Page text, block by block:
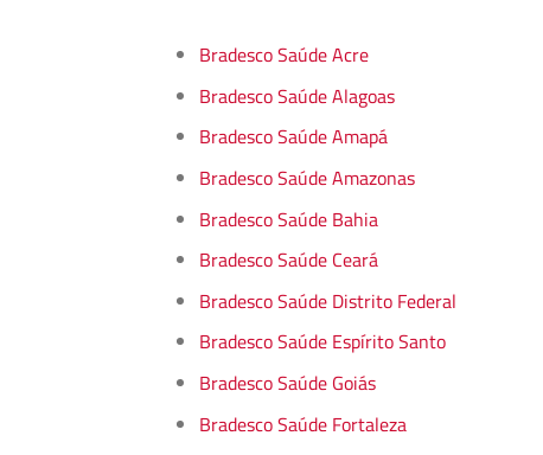
Bradesco Saúde Acre
Bradesco Saúde Alagoas
Bradesco Saúde Amapá
Bradesco Saúde Amazonas
Bradesco Saúde Bahia
Bradesco Saúde Ceará
Bradesco Saúde Distrito Federal
Bradesco Saúde Espírito Santo
Bradesco Saúde Goiás
Bradesco Saúde Fortaleza